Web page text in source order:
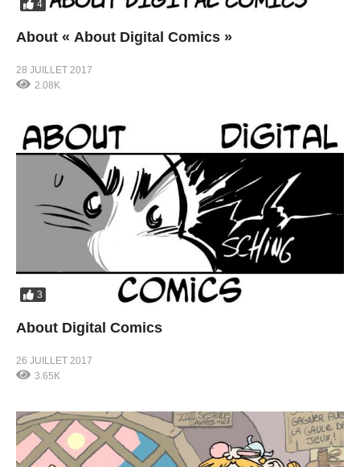
4
About « About Digital Comics »
28 JUILLET 2017
2.08K
3
About Digital Comics
26 JUILLET 2017
3.65K